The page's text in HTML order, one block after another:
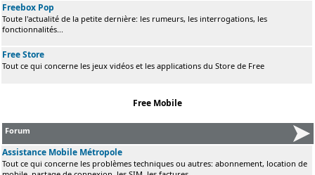
Freebox Pop
Toute l'actualité de la petite dernière: les rumeurs, les interrogations, les
fonctionnalités...
Free Store
Tout ce qui concerne les jeux vidéos et les applications du Store de Free
Free Mobile
Forum
Assistance Mobile Métropole
Tout ce qui concerne les problèmes techniques ou autres: abonnement, location de